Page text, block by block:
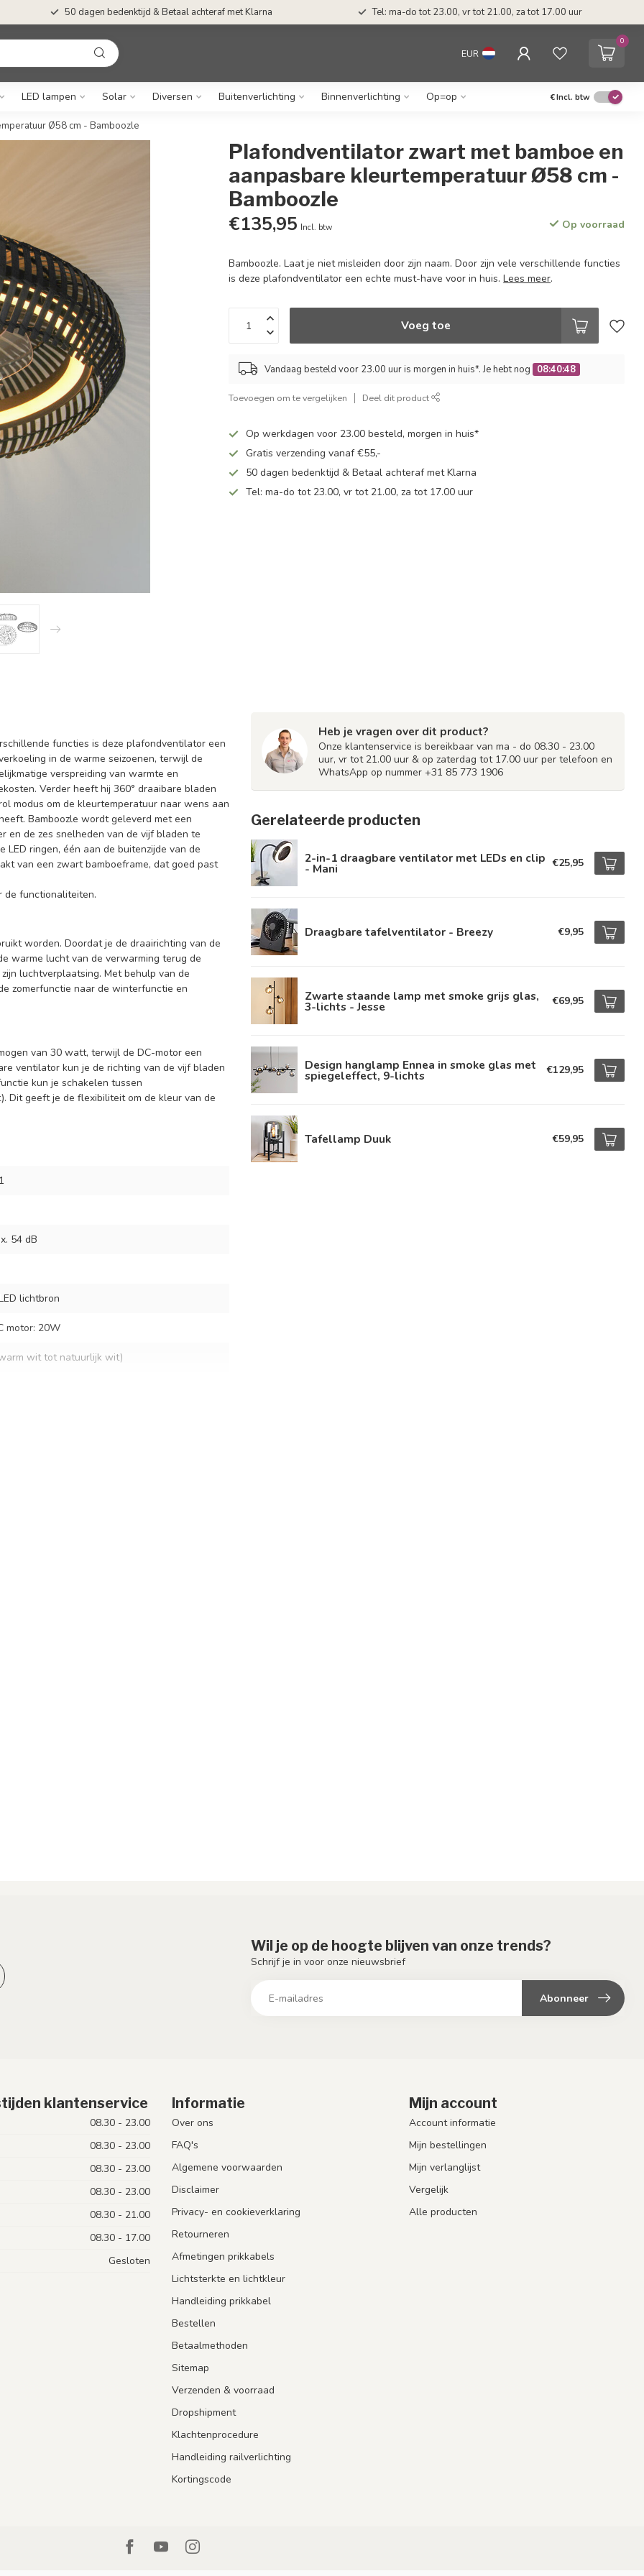
50 dagen bedenktijd & Betaal achteraf met Klarna Tel: ma-do tot 23.00, vr tot 21.00, za tot 17.00 uur
EUR
0
LED lampen Solar Diversen Buitenverlichting Binnenverlichting Op=op €Incl. btw
Ø58 cm - Bamboozle
Plafondventilator zwart met bamboe en
aanpasbare kleurtemperatuur Ø58 cm -
Bamboozle
€135,95 Incl. btw Op voorraad
Bamboozle. Laat je niet misleiden door zijn naam. Door zijn vele verschillende functies
is deze plafondventilator een echte must-have voor in huis.Lees meer.
Voeg toe
Vandaag besteld voor 23.00 uur is morgen in huis*. Je hebt nog 08:40:47
Toevoegen om te vergelijken Deel dit product
Op werkdagen voor 23.00 besteld, morgen in huis*
Gratis verzending vanaf €55,-
50 dagen bedenktijd & Betaal achteraf met Klarna
Tel: ma-do tot 23.00, vr tot 21.00, za tot 17.00 uur
functies is deze plafondventilator een
in de warme seizoenen, terwijl de
verspreiding van warmte en
Verder heeft hij 360° draaibare bladen
modus om de kleurtemperatuur naar wens aan
Bamboozle wordt geleverd met een
en de zes snelheden van de vijf bladen te
ringen, één aan de buitenzijde van de
van een zwart bamboeframe, dat goed past
de functionaliteiten.
worden. Doordat je de draairichting van de
warme lucht van de verwarming terug de
luchtverplaatsing. Met behulp van de
zomerfunctie naar de winterfunctie en
van 30 watt, terwijl de DC-motor een
ventilator kun je de richting van de vijf bladen
kun je schakelen tussen
Dit geeft je de flexibiliteit om de kleur van de
54 dB
lichtbron
motor: 20W
wit tot natuurlijk wit)
Heb je vragen over dit product?
Onze klantenservice is bereikbaar van ma - do 08.30 - 23.00
uur, vr tot 21.00 uur & op zaterdag tot 17.00 uur per telefoon en
WhatsApp op nummer +31 85 773 1906
Gerelateerde producten
2-in-1 draagbare ventilator met LEDs en clip
- Mani €25,95
Draagbare tafelventilator - Breezy €9,95
Zwarte staande lamp met smoke grijs glas,
3-lichts - Jesse €69,95
Design hanglamp Ennea in smoke glas met
spiegeleffect, 9-lichts €129,95
Tafellamp Duuk €59,95
Wil je op de hoogte blijven van onze trends?
Schrijf je in voor onze nieuwsbrief
Abonneer
klantenservice
08.30 - 23.00
08.30 - 23.00
08.30 - 23.00
08.30 - 23.00
08.30 - 21.00
08.30 - 17.00
Gesloten
Informatie
Over ons
FAQ's
Algemene voorwaarden
Disclaimer
Privacy- en cookieverklaring
Retourneren
Afmetingen prikkabels
Lichtsterkte en lichtkleur
Handleiding prikkabel
Bestellen
Betaalmethoden
Sitemap
Verzenden & voorraad
Dropshipment
Klachtenprocedure
Handleiding railverlichting
Kortingscode
Mijn account
Account informatie
Mijn bestellingen
Mijn verlanglijst
Vergelijk
Alle producten